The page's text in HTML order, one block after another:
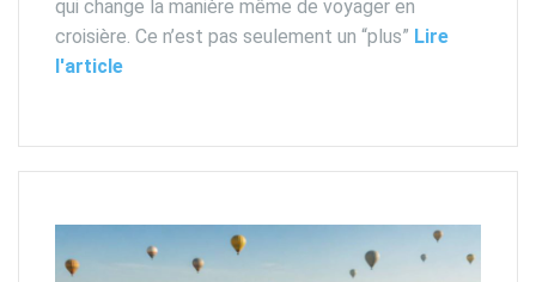
qui change la manière même de voyager en
croisière. Ce n’est pas seulement un “plus” Lire
l'article